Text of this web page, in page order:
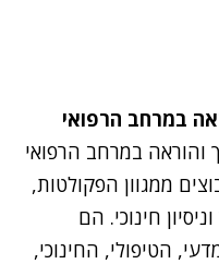
במרחב הרפואי
והוראה במרחב הרפואי
ממגוון הפקולטות,
חינוכי. הם
הטיפולי, החינוכי,